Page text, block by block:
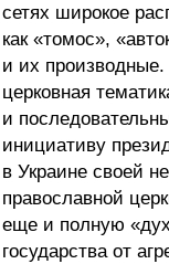
сетях широкое
как «томос»,
и их
церковная
и
инициативу
в Украине своей
православной
еще и полную
государства от